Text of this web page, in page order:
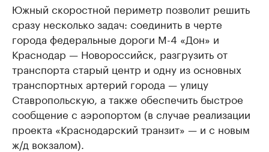
Южный скоростной периметр позволит решить
сразу несколько задач: соединить в черте
города федеральные дороги М-4 «Дон» и
Краснодар — Новороссийск, разгрузить от
транспорта старый центр и одну из основных
транспортных артерий города — улицу
Ставропольскую, а также обеспечить быстрое
сообщение с аэропортом (в случае реализации
проекта «Краснодарский транзит» — и с новым
ж/д вокзалом).